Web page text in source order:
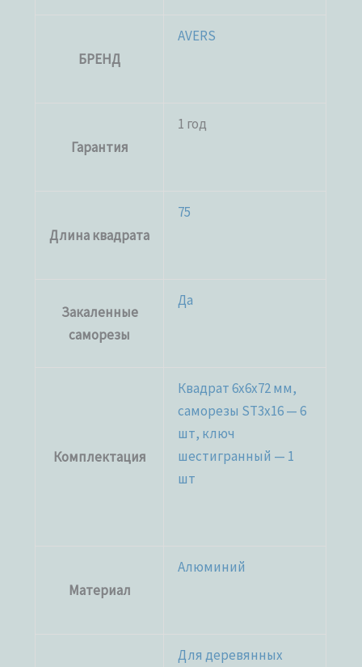
БРЕНД
AVERS
Гарантия
1 год
Длина квадрата
75
Закаленные
саморезы
Да
Комплектация
Квадрат 6х6х72 мм,
саморезы ST3x16 — 6
шт, ключ
шестигранный — 1
шт
Материал
Алюминий
Для деревянных